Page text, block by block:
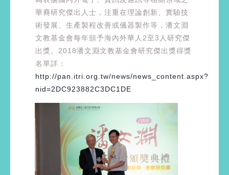
華裔研究傑出人士，注重在理論創新、實驗技
術發展、生產製程改善或儀器製作等，潘文淵
文教基金會每年頒予海內外華人2至3人研究傑
出獎。2018潘文淵文教基金會研究傑出獎得獎
名單詳：
http://pan.itri.org.tw/news/news_content.aspx?
nid=2DC923882C3DC1DE